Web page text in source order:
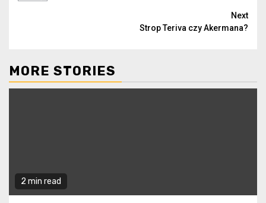
Next
Strop Teriva czy Akermana?
MORE STORIES
2 min read